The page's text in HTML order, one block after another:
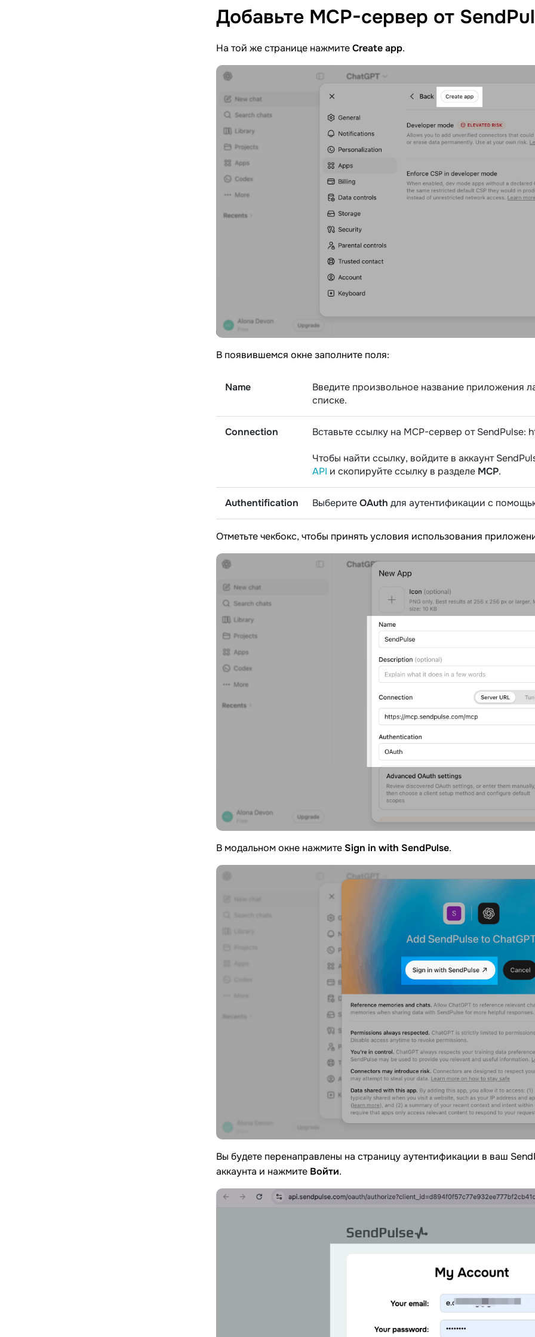
Добавьте MCP-сервер от
На той же странице нажмитеCreate app.
В появившемся окне заполните поля:
Name
Введите произвольное название приложения
списке.
Connection Вставьте ссылку на MCP-сервер от
Чтобы найти ссылку, войдите в аккаунт
API и скопируйте ссылку в разделе MCP.
Authentification ВыберитеOAuth для аутентификации с
Отметьте чекбокс, чтобы принять условия использования
В модальном окне нажмите Sign in with SendPulse.
Вы будете перенаправлены на страницу аутентификации в ваш
аккаунта и нажмите Войти.